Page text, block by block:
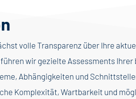
volle Transparenz über Ihre
wir gezielte Assessments
Abhängigkeiten und
Komplexität, Wartbarkeit und